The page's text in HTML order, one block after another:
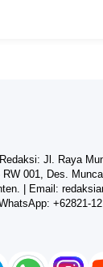
Jl. Raya
RW 001, Des.
| Email:
+62821-